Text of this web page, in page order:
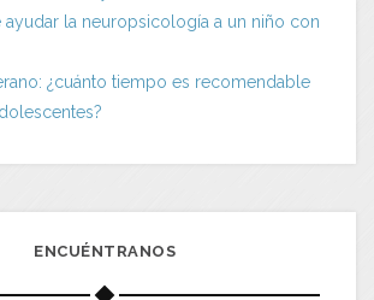
ayudar la neuropsicología a un niño con
¿cuánto tiempo es recomendable
ENCUÉNTRANOS